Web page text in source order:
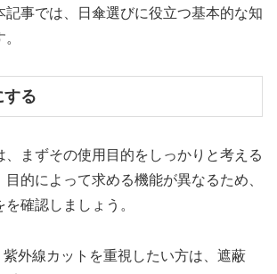
記事では、日傘選びに役立つ基本的な知
する
、まずその使用目的をしっかりと考える
目的によって求める機能が異なるため、
確認しましょう。
紫外線カットを重視したい方は、遮蔽